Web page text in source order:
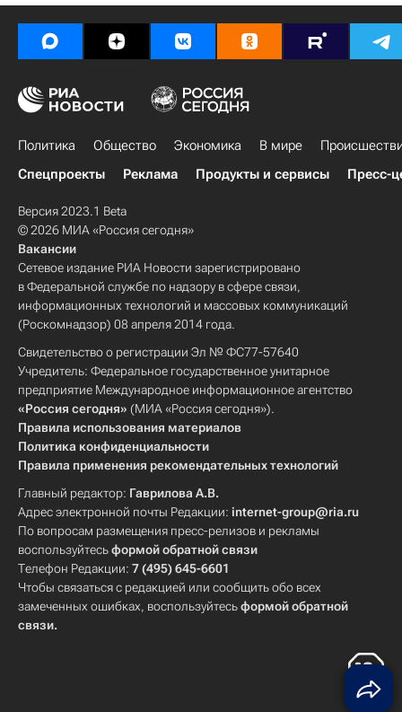
Политика Общество Экономика В мире
Спецпроекты
Реклама Продукты и сервисы Пресс-
Версия 2023.1 Beta
© 2026 МИА «Россия сегодня»
Вакансии
Сетевое издание РИА Новости зарегистрировано
в Федеральной службе по надзору в сфере связи,
информационных технологий и массовых коммуникаций
(Роскомнадзор) 08 апреля 2014 года.
Свидетельство о регистрации Эл № ФС77-57640
Учредитель: Федеральное государственное унитарное
предприятие Международное информационное агентство
«Россия сегодня» (МИА «Россия сегодня»).
Правила использования материалов
Политика конфиденциальности
Правила применения рекомендательных технологий
Главный редактор: Гаврилова А.В.
Адрес электронной почты Редакции: internet-group@ria.ru
По вопросам размещения пресс-релизов и рекламы
воспользуйтесьформой обратной связи
Телефон Редакции: 7 (495) 645-6601
Чтобы связаться с редакцией или сообщить обо всех
замеченных ошибках, воспользуйтесьформой обратной
связи.